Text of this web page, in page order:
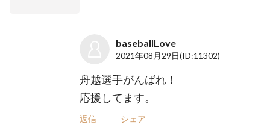
baseballLove
2021年08月29日(ID:11302)
舟越選手がんばれ！
応援してます。
返信 シェア